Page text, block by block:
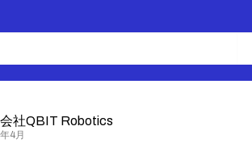
社QBIT Robotics
4月